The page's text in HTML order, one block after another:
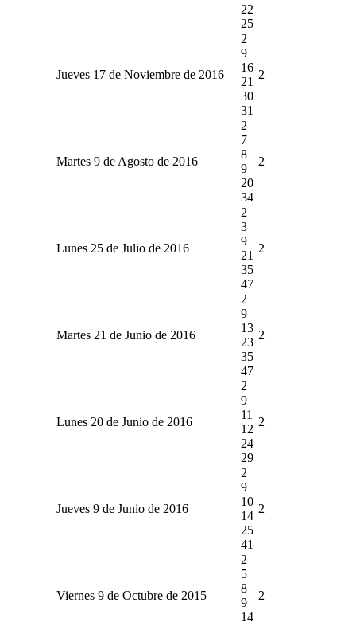
22
25
Jueves 17 de Noviembre de 2016
2
9
16
21
30
31
2
Martes 9 de Agosto de 2016
2
7
8
9
20
34
2
Lunes 25 de Julio de 2016
2
3
9
21
35
47
2
Martes 21 de Junio de 2016
2
9
13
23
35
47
2
Lunes 20 de Junio de 2016
2
9
11
12
24
29
2
Jueves 9 de Junio de 2016
2
9
10
14
25
41
2
Viernes 9 de Octubre de 2015
2
5
8
9
14
2